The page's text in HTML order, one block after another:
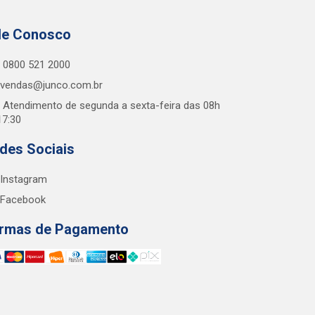
Conosco
0800 521 2000
vendas@junco.com.br
Atendimento de segunda a sexta-feira das 08h
Sociais
Instagram
Facebook
de Pagamento